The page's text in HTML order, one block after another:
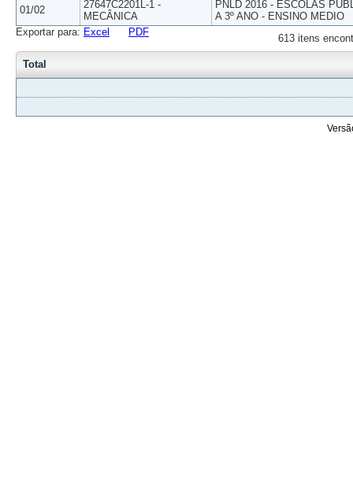
01/02
27647C2201L-1 -
MECÂNICA
PNLD 2016 - ESCOLAS
A 3º ANO - ENSINO MEDIO
613 itens
Exportar para: Excel PDF
Total